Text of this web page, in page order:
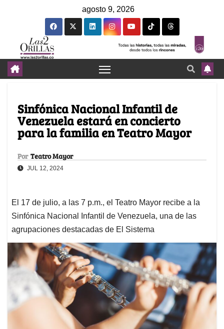
agosto 9, 2026
Sinfónica Nacional Infantil de
Venezuela estará en concierto
para la familia en Teatro Mayor
Por Teatro Mayor
JUL 12, 2024
El 17 de julio, a las 7 p.m., el Teatro Mayor recibe a la
Sinfónica Nacional Infantil de Venezuela, una de las
agrupaciones destacadas de El Sistema